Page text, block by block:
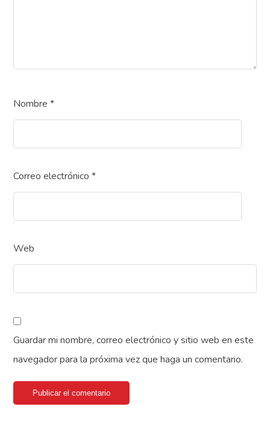
Nombre*
Correo electrónico*
Web
Guardar mi nombre, correo electrónico y sitio web en este
navegador para la próxima vez que haga un comentario.
Publicar el comentario